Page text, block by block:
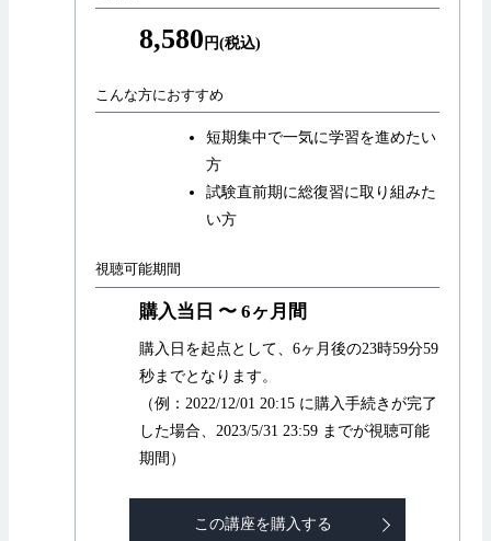
8,580 円(税込)
こんな方におすすめ
短期集中で一気に学習を進めたい
方
試験直前期に総復習に取り組みた
い方
視聴可能期間
購入当日 〜 6ヶ月間
購入日を起点として、6ヶ月後の23時59分59
秒までとなります。
（例：2022/12/01 20:15 に購入手続きが完了
した場合、2023/5/31 23:59 までが視聴可能
期間）
この講座を購入する